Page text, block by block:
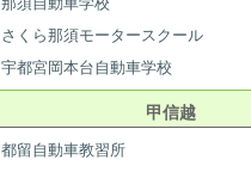
さくら那須モータースクール
宇都宮岡本台自動車学校
甲信越
都留自動車教習所